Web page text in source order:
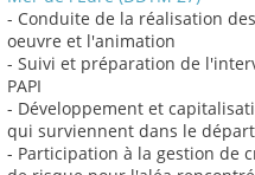
- Conduite de la réalisation
oeuvre et l'animation
- Suivi et préparation de
PAPI
- Développement et
qui surviennent dans le
- Participation à la gestion de